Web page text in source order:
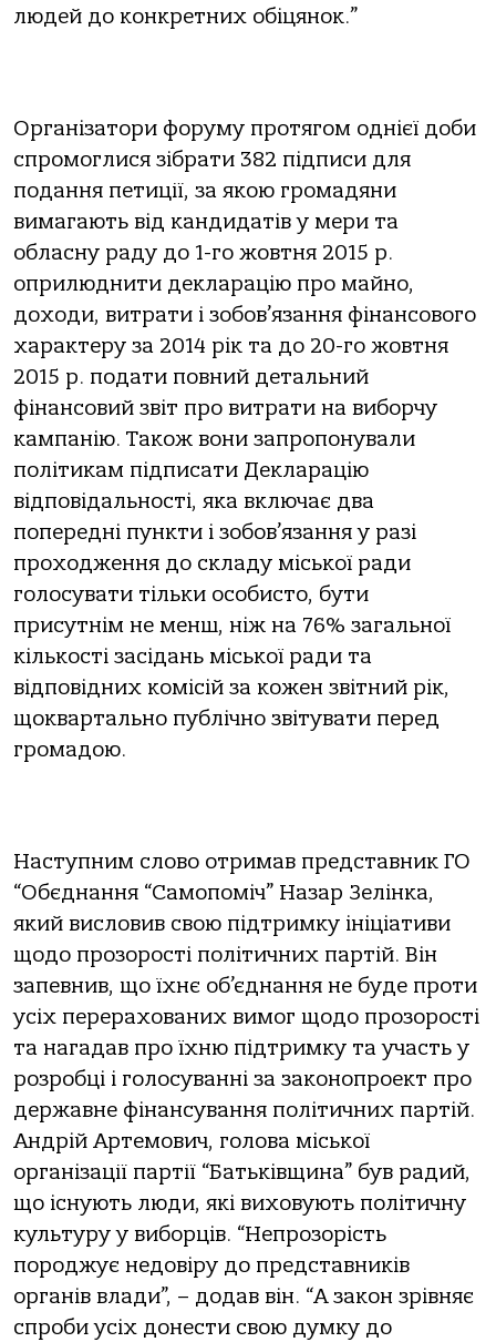
людей до конкретних обіцянок.”
Організатори форуму протягом однієї доби
спромоглися зібрати 382 підписи для
подання петиції, за якою громадяни
вимагають від кандидатів у мери та
обласну раду до 1-го жовтня 2015 р.
оприлюднити декларацію про майно,
доходи, витрати і зобов’язання фінансового
характеру за 2014 рік та до 20-го жовтня
2015 р. подати повний детальний
фінансовий звіт про витрати на виборчу
кампанію. Також вони запропонували
політикам підписати Декларацію
відповідальності, яка включає два
попередні пункти і зобов’язання у разі
проходження до складу міської ради
голосувати тільки особисто, бути
присутнім не менш, ніж на 76% загальної
кількості засідань міської ради та
відповідних комісій за кожен звітний рік,
щоквартально публічно звітувати перед
громадою.
Наступним слово отримав представник ГО
“Обєднання “Самопоміч” Назар Зелінка,
який висловив свою підтримку ініціативи
щодо прозорості політичних партій. Він
запевнив, що їхнє об’єднання не буде проти
усіх перерахованих вимог щодо прозорості
та нагадав про їхню підтримку та участь у
розробці і голосуванні за законопроект про
державне фінансування політичних партій.
Андрій Артемович, голова міської
організації партії “Батьківщина” був радий,
що існують люди, які виховують політичну
культуру у виборців. “Непрозорість
породжує недовіру до представників
органів влади”, – додав він. “А закон зрівняє
спроби усіх донести свою думку до